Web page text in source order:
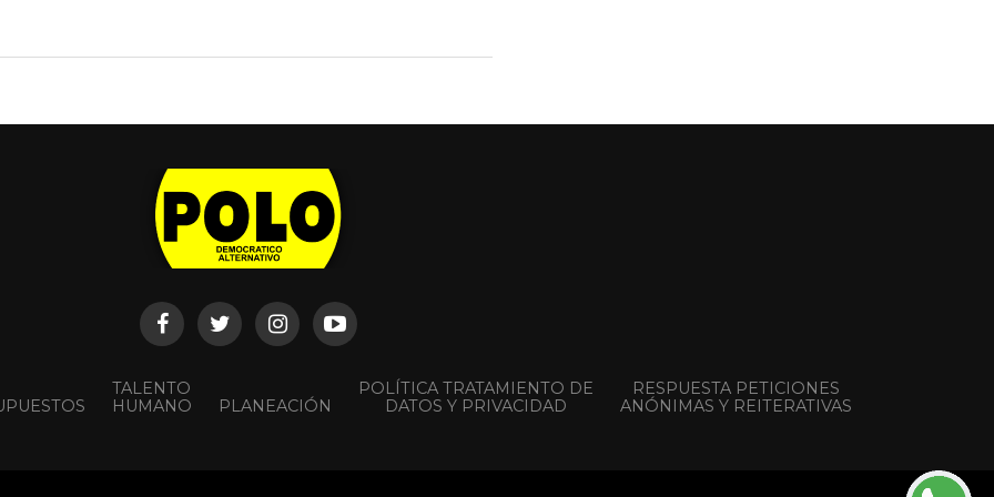
de
Fernández, en la
de líderes del